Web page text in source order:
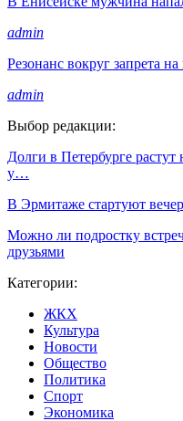
admin
Резонанс вокруг запрета
admin
Выбор редакции:
Долги в Петербурге
у…
В Эрмитаже стартуют
Можно ли подростку
друзьями
Категории:
ЖКХ
Культура
Новости
Общество
Политика
Спорт
Экономика